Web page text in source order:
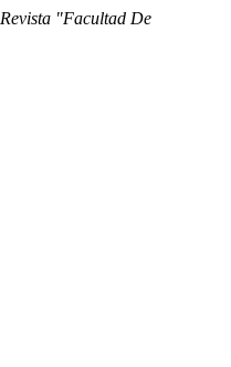
Revista "Facultad De